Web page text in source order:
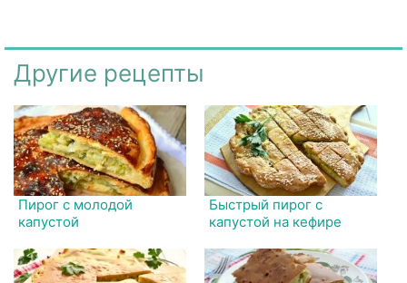
Другие рецепты
Пирог с молодой
капустой
Быстрый пирог с
капустой на кефире